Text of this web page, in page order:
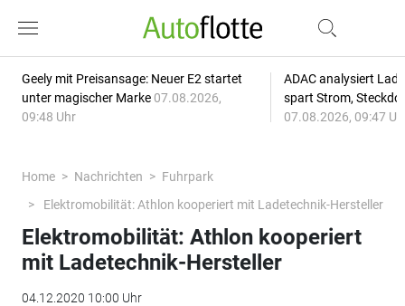
Geely mit Preisansage: Neuer E2 startet
unter magischer Marke 07.08.2026,
09:48 Uhr
ADAC analysiert
spart Strom,
07.08.2026, 09:47
Home Nachrichten
Fuhrpark
Elektromobilität: Athlon kooperiert mit Ladetechnik-Hersteller
Elektromobilität: Athlon kooperiert
mit Ladetechnik-Hersteller
04.12.2020 10:00 Uhr